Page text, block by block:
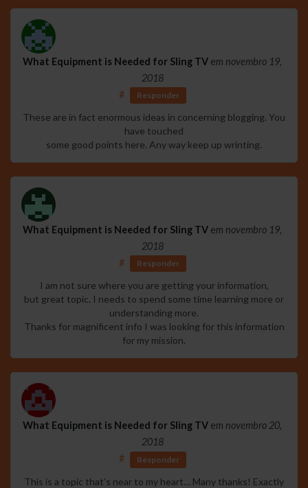
What Equipment is Needed for Sling TV em novembro 19,
2018
#
Responder
These are in fact enormous ideas in concerning blogging. You
have touched
some good points here. Any way keep up wrinting.
What Equipment is Needed for Sling TV em novembro 19,
2018
#
Responder
I am not sure where you are getting your information,
but great topic. I needs to spend some time learning more or
understanding more.
Thanks for magnificent info I was looking for this information
for my mission.
What Equipment is Needed for Sling TV em novembro 20,
2018
#
Responder
This is a topic that’s near to my heart… Many thanks! Exactly